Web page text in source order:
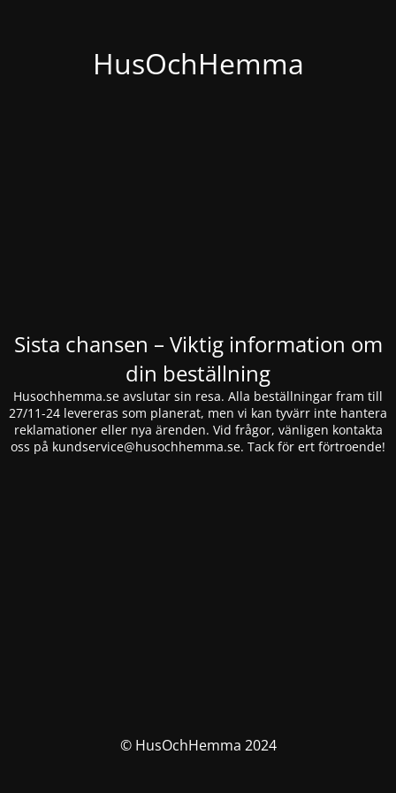
HusOchHemma
Sista chansen – Viktig information om
din beställning
Husochhemma.se avslutar sin resa. Alla beställningar fram till
27/11-24 levereras som planerat, men vi kan tyvärr inte hantera
reklamationer eller nya ärenden. Vid frågor, vänligen kontakta
oss på kundservice@husochhemma.se. Tack för ert förtroende!
© HusOchHemma 2024